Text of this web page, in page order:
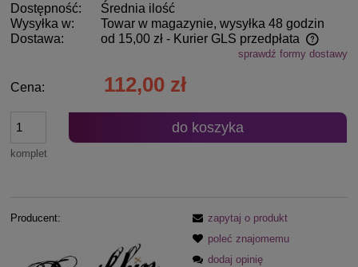
Dostępność:
Średnia ilość
Wysyłka w:
Towar w magazynie, wysyłka 48 godzin
Dostawa:
od 15,00 zł - Kurier GLS przedpłata
Cena nie zawiera ewentualnych kosztów płatnościsprawdź formy dostawy
Cena: 112,00 zł
komplet
do koszyka
Producent:
zapytaj o produkt
poleć znajomemu
dodaj opinię